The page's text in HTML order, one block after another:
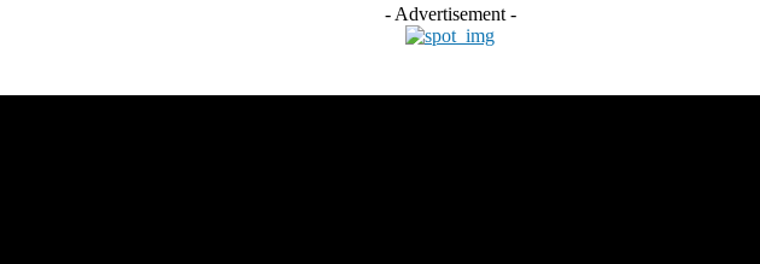
- Advertisement -